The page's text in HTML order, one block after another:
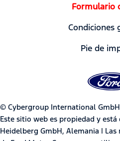
Formulario
Condiciones
Pie de
© Cybergroup International GmbH
Este sitio web es propiedad y
Heidelberg GmbH, Alemania |